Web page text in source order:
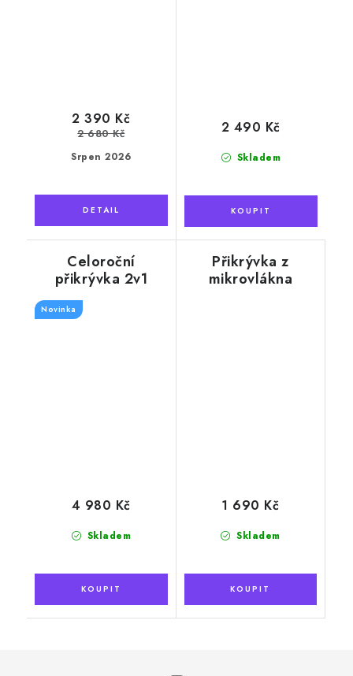
Srpen 2026
2 390 Kč
2 680 Kč
Skladem
2 490 Kč
Celoroční
přikrývka 2v1
Wooline 140x220
cm s výplní z ovčí
Novinka
Skladem
4 980 Kč
Přikrývka z
mikrovlákna
Skladem
1 690 Kč